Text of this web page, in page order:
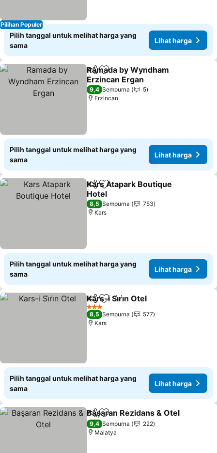
Pilihan Populer
Pilih tanggal untuk melihat harga yang
sama
Lihat harga
BagikanTambahkan ke favorit
Ramada by Wyndham
Erzincan Ergan
Lihat harga
9,4 Sempurna
5
Erzincan
Pilih tanggal untuk melihat harga yang
sama
Lihat harga
BagikanTambahkan ke favorit
Kars Atapark Boutique
Hotel
Lihat harga
8,5 Sempurna
753
Kars
Pilih tanggal untuk melihat harga yang
sama
Lihat harga
BagikanTambahkan ke favorit
Kars-i Si̇ri̇n Otel
3 Bintang
8,5 Sempurna
577
Kars
Pilih tanggal untuk melihat harga yang
sama
Lihat harga
BagikanTambahkan ke favorit
Başaran Rezidans & Otel
9,4 Sempurna
222
Malatya